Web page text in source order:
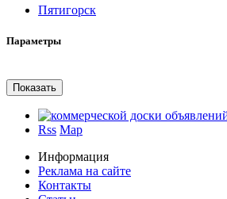
Пятигорск
Параметры
Rss Map
Информация
Реклама на сайте
Контакты